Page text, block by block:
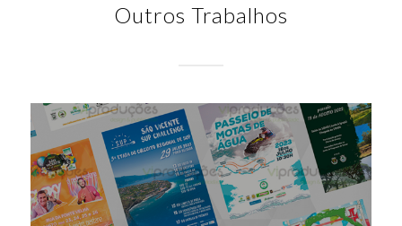
Outros Trabalhos